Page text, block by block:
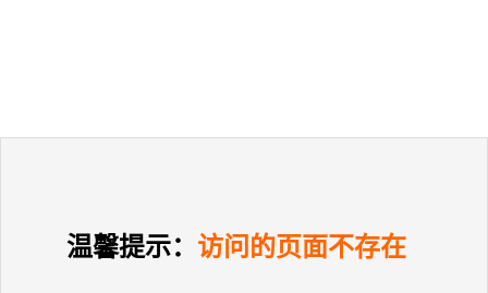
温馨提示： 访问的页面不存在